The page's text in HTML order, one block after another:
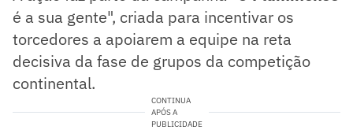
é a sua gente", criada para incentivar os
torcedores a apoiarem a equipe na reta
decisiva da fase de grupos da competição
continental.
CONTINUA
APÓS A
PUBLICIDADE